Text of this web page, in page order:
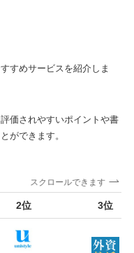
すめサービスを紹介しま
価されやすいポイントや書
ができます。
スクロールできます
2位 3位